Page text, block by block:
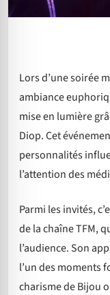
Lors d’une soirée
ambiance
mise en lumière
Diop. Cet
personnalités
l’attention des
Parmi les invités,
de la chaîne TFM,
l’audience. Son
l’un des moments
charisme de Bijou